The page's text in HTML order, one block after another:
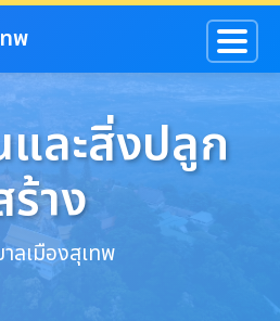
พ
ละสิ่งปลูก
ร้าง
ลเมืองสุเทพ